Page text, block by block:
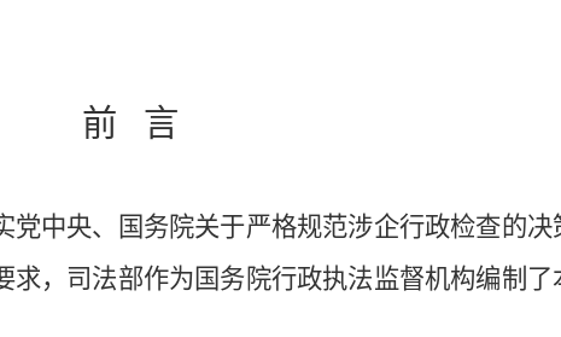
前 言
党中央、国务院关于严格规范涉企行政检查的
， 司法部作为国务院行政执法监督机构编制了